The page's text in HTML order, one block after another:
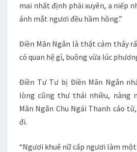
mai nhất định phải xuyên, a niếp
ánh mắt ngươi đều hầm hồng.”
Điền Mãn Ngân là thật cảm thấy
có quan hệ gì, buông vừa lúc
Điền Tư Tư bị Điền Mãn Ngân
lòng cũng thư thái nhiều, nàng
Mãn Ngân Chu Ngải Thanh cáo
đi.
“Ngươi khuê nữ cấp ngươi làm